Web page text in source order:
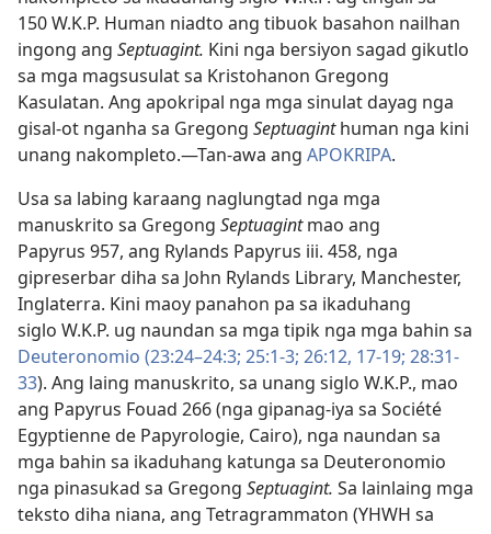
150 W.K.P. Human niadto ang tibuok basahon nailhan
ingong ang Septuagint. Kini nga bersiyon sagad gikutlo
sa mga magsusulat sa Kristohanon Gregong
Kasulatan. Ang apokripal nga mga sinulat dayag nga
gisal-ot nganha sa Gregong Septuaginthuman nga kini
unang nakompleto.​—Tan-awa ang APOKRIPA.
Usa sa labing karaang naglungtad nga mga
manuskrito sa Gregong Septuagintmao ang
Papyrus 957, ang Rylands Papyrus iii. 458, nga
gipreserbar diha sa John Rylands Library, Manchester,
Inglaterra. Kini maoy panahon pa sa ikaduhang
siglo W.K.P. ug naundan sa mga tipik nga mga bahin sa
Deuteronomio (23:24–​24:3; 25:1-3; 26:​12, 17-19; 28:31-
33). Ang laing manuskrito, sa unang siglo W.K.P., mao
ang Papyrus Fouad 266 (nga gipanag-iya sa Société
Egyptienne de Papyrologie, Cairo), nga naundan sa
mga bahin sa ikaduhang katunga sa Deuteronomio
nga pinasukad sa Gregong Septuagint. Sa lainlaing mga
teksto diha niana, ang Tetragrammaton (YHWH sa